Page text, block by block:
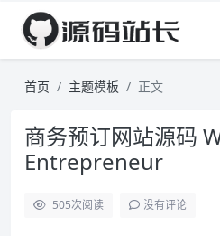
首页 主题模板 正文
商务预订网站源码
Entrepreneur
505次阅读 没有评论